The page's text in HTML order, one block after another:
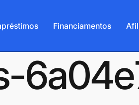
Financiamentos